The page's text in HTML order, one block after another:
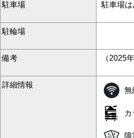
駐車場 駐車場
駐輪場
備考 （2025
詳細情報
無
障